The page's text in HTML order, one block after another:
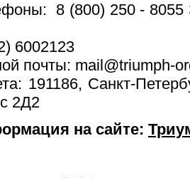
8 (800) 250 - 8055
6002123
почты: mail@triumph-
191186, Санкт-
2Д2
на сайте: